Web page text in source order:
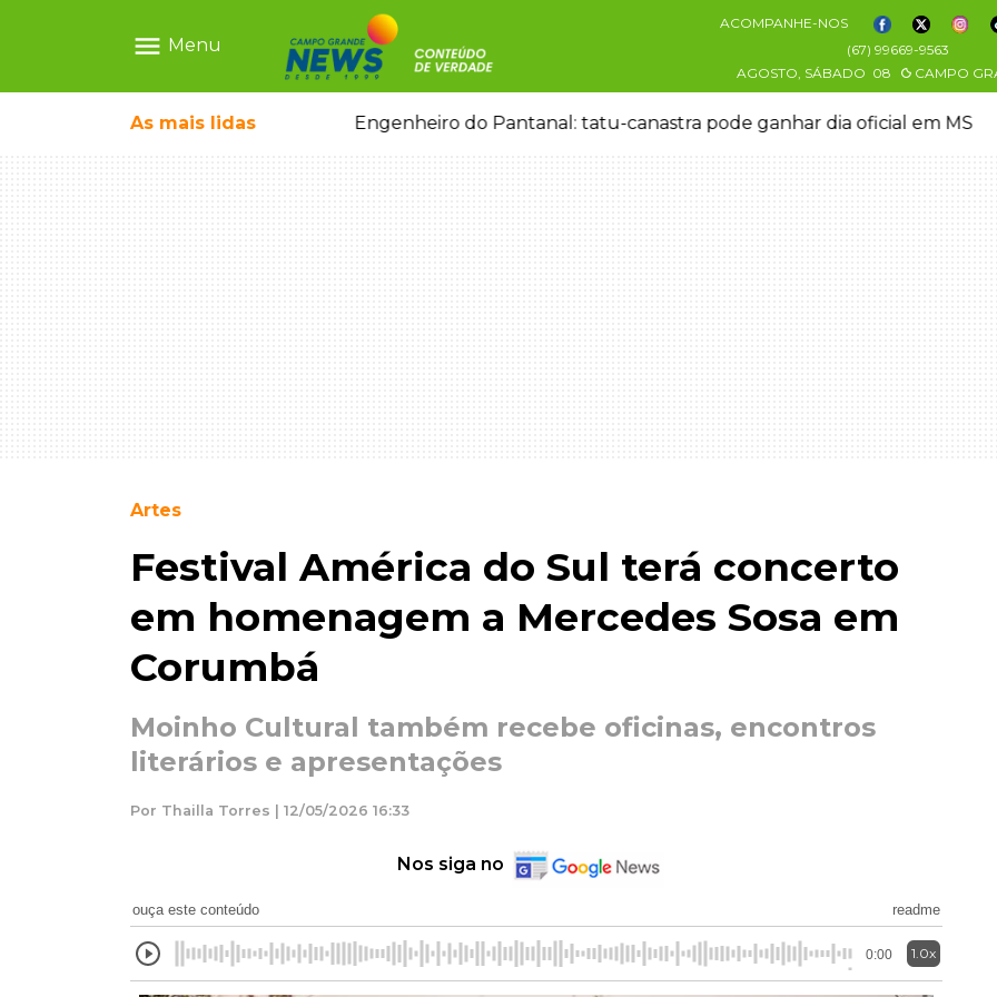
menu Menu
ACOMPANHE-NOS
(67) 99669-9563
AGOSTO, SÁBADO 08 CAMPO
As mais lidas
de mulher dentro do quarto Engenheiro do Pantanal: tatu-canastra pode ganhar dia oficial em MS
Artes
Festival América do Sul terá concerto
em homenagem a Mercedes Sosa em
Corumbá
Moinho Cultural também recebe oficinas, encontros
literários e apresentações
Por Thailla Torres | 12/05/2026 16:33
Nos siga no
ouça este conteúdo readme
0:00 1.0x